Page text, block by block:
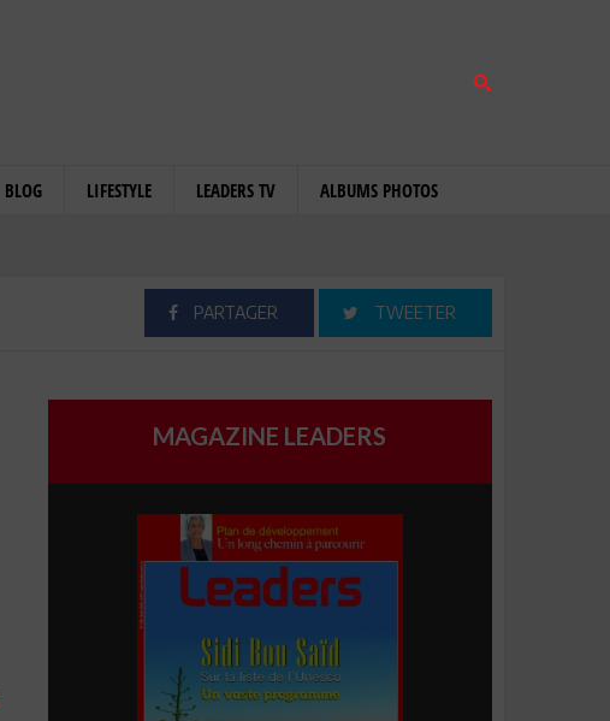
BLOG LIFESTYLE LEADERS TV ALBUMS PHOTOS
PARTAGER TWEETER
MAGAZINE LEADERS